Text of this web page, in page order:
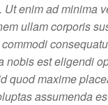
enim ad minima
ullam corporis
nobis est eligendi
quod maxime
assumenda